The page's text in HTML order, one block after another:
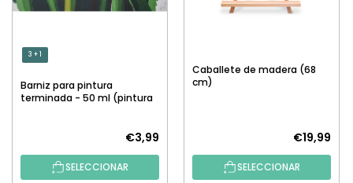
3 + 1
Barniz para pintura
terminada - 50 ml (pintura
€3,99
SELECCIONAR
Caballete de madera (68
cm)
€19,99
SELECCIONAR